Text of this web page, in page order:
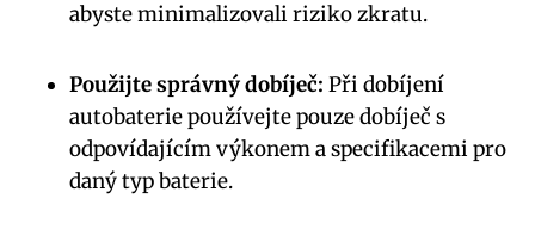
abyste minimalizovali riziko zkratu.
Použijte správný dobíječ: Při dobíjení
autobaterie používejte pouze dobíječ s
odpovídajícím výkonem a specifikacemi pro
daný typ baterie.